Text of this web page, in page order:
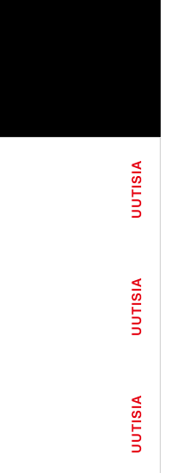
UUTISIA
UUTISIA
UUTISIA